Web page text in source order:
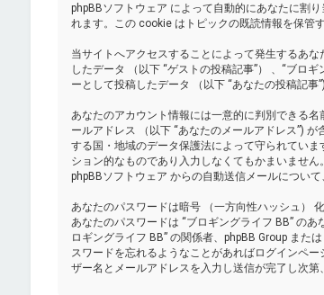
phpBBソフトウェア によって自動的にあなたに割
れます。この cookie はトピックの既読情報を保管
当サイトへアクセスすることによって発生するあ
したデータ （以下 “ゲストの投稿記事”） 、“ブロ
ーとして投稿したデータ （以下 “あなたの投稿記事”)
あなたのアカウント情報には一意的に判別できる名
ールアドレス （以下 “あなたのメールアドレス”)
する国・地域のデータ保護法によって守られてい
ション的なものであり入力しなくてもかまいませ
phpBBソフトウェア からの自動送信メールについて
あなたのパスワードは暗号 （一方向性ハッシュ）
あなたのパスワードは “ブロギングライフ BB” の
ロギングライフ BB” の関係者、phpBB Group また
スワードを忘れるようなことがあればログインペ
ザー名とメールアドレスを入力し送信が完了し次